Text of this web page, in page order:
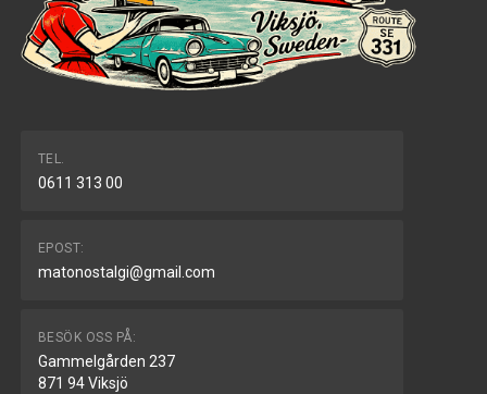
TEL.
0611 313 00
EPOST:
matonostalgi@gmail.com
BESÖK OSS PÅ:
Gammelgården 237
871 94 Viksjö